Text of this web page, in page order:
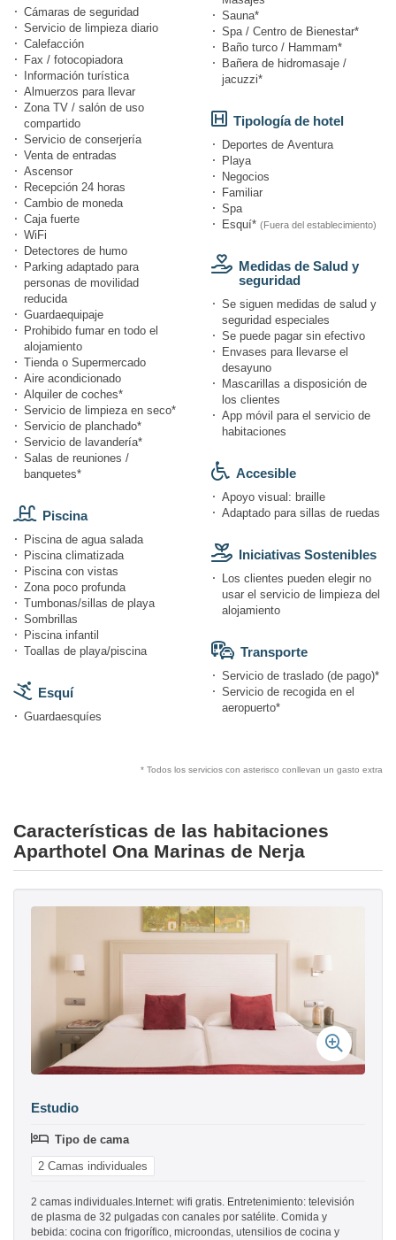
Cámaras de seguridad
Servicio de limpieza diario
Calefacción
Fax / fotocopiadora
Información turística
Almuerzos para llevar
Zona TV / salón de uso
compartido
Servicio de conserjería
Venta de entradas
Ascensor
Recepción 24 horas
Cambio de moneda
Caja fuerte
WiFi
Detectores de humo
Parking adaptado para
personas de movilidad
reducida
Guardaequipaje
Prohibido fumar en todo el
alojamiento
Tienda o Supermercado
Aire acondicionado
Alquiler de coches*
Servicio de limpieza en seco*
Servicio de planchado*
Servicio de lavandería*
Salas de reuniones /
banquetes*
Piscina
Piscina de agua salada
Piscina climatizada
Piscina con vistas
Zona poco profunda
Tumbonas/sillas de playa
Sombrillas
Piscina infantil
Toallas de playa/piscina
Esquí
Guardaesquíes
Sauna*
Spa / Centro de Bienestar*
Baño turco / Hammam*
Bañera de hidromasaje /
jacuzzi*
Tipología de hotel
Deportes de Aventura
Playa
Negocios
Familiar
Spa
Esquí* (Fuera del establecimiento)
Medidas de Salud y
seguridad
Se siguen medidas de salud y
seguridad especiales
Se puede pagar sin efectivo
Envases para llevarse el
desayuno
Mascarillas a disposición de
los clientes
App móvil para el servicio de
habitaciones
Accesible
Apoyo visual: braille
Adaptado para sillas de ruedas
Iniciativas Sostenibles
Los clientes pueden elegir no
usar el servicio de limpieza del
alojamiento
Transporte
Servicio de traslado (de pago)*
Servicio de recogida en el
aeropuerto*
* Todos los servicios con asterisco conllevan un gasto extra
Características de las habitaciones
Aparthotel Ona Marinas de Nerja
Estudio
Tipo de cama
2 Camas individuales
2 camas individuales.Internet: wifi gratis. Entretenimiento: televisión
de plasma de 32 pulgadas con canales por satélite. Comida y
bebida: cocina con frigorífico, microondas, utensilios de cocina y